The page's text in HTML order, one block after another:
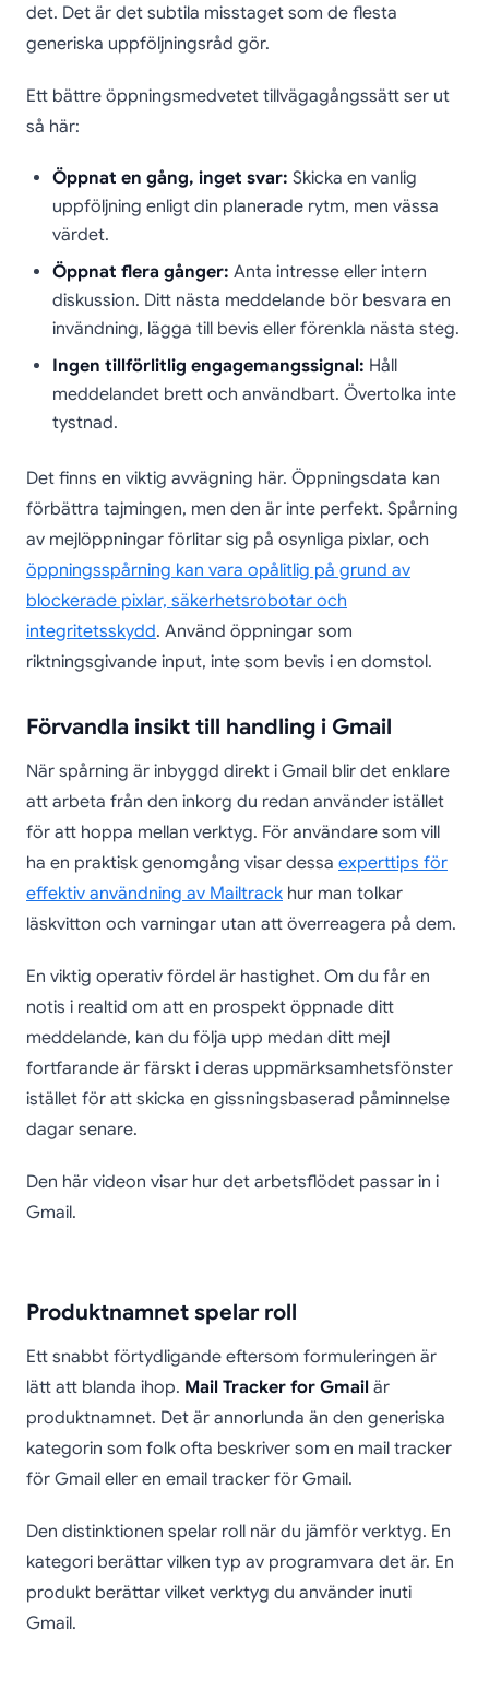
det. Det är det subtila misstaget som de flesta
generiska uppföljningsråd gör.
Ett bättre öppningsmedvetet tillvägagångssätt ser ut
så här:
Öppnat en gång, inget svar: Skicka en vanlig
uppföljning enligt din planerade rytm, men vässa
värdet.
Öppnat flera gånger: Anta intresse eller intern
diskussion. Ditt nästa meddelande bör besvara en
invändning, lägga till bevis eller förenkla nästa steg.
Ingen tillförlitlig engagemangssignal: Håll
meddelandet brett och användbart. Övertolka inte
tystnad.
Det finns en viktig avvägning här. Öppningsdata kan
förbättra tajmingen, men den är inte perfekt. Spårning
av mejlöppningar förlitar sig på osynliga pixlar, och
öppningsspårning kan vara opålitlig på grund av
blockerade pixlar, säkerhetsrobotar och
integritetsskydd. Använd öppningar som
riktningsgivande input, inte som bevis i en domstol.
Förvandla insikt till handling i Gmail
När spårning är inbyggd direkt i Gmail blir det enklare
att arbeta från den inkorg du redan använder istället
för att hoppa mellan verktyg. För användare som vill
ha en praktisk genomgång visar dessa experttips för
effektiv användning av Mailtrack hur man tolkar
läskvitton och varningar utan att överreagera på dem.
En viktig operativ fördel är hastighet. Om du får en
notis i realtid om att en prospekt öppnade ditt
meddelande, kan du följa upp medan ditt mejl
fortfarande är färskt i deras uppmärksamhetsfönster
istället för att skicka en gissningsbaserad påminnelse
dagar senare.
Den här videon visar hur det arbetsflödet passar in i
Gmail.
Produktnamnet spelar roll
Ett snabbt förtydligande eftersom formuleringen är
lätt att blanda ihop. Mail Tracker for Gmail är
produktnamnet. Det är annorlunda än den generiska
kategorin som folk ofta beskriver som en mail tracker
för Gmail eller en email tracker för Gmail.
Den distinktionen spelar roll när du jämför verktyg. En
kategori berättar vilken typ av programvara det är. En
produkt berättar vilket verktyg du använder inuti
Gmail.